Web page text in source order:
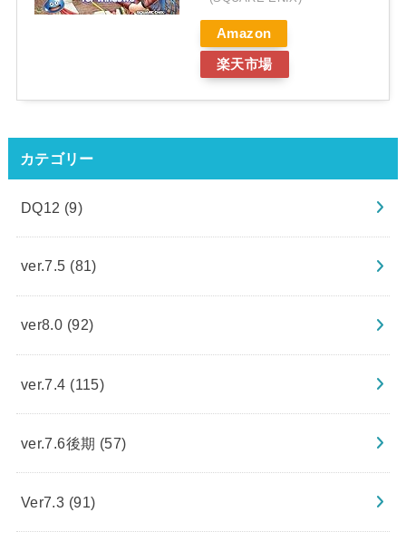
Amazon
楽天市場
カテゴリー
DQ12 (9)
ver.7.5 (81)
ver8.0 (92)
ver.7.4 (115)
ver.7.6後期 (57)
Ver7.3 (91)